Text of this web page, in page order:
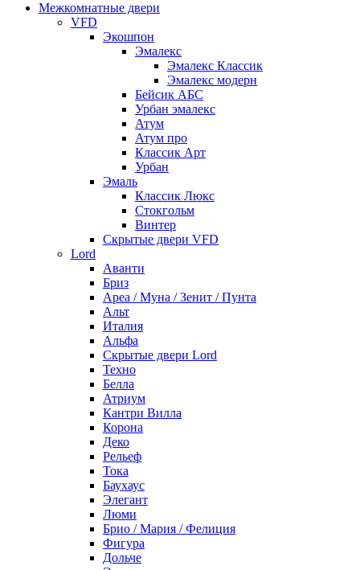
Межкомнатные двери
VFD
Экошпон
Эмалекс
Эмалекс Классик
Эмалекс модерн
Бейсик АБС
Урбан эмалекс
Атум
Атум про
Классик Арт
Урбан
Эмаль
Классик Люкс
Стокгольм
Винтер
Скрытые двери VFD
Lord
Аванти
Бриз
Ареа / Муна / Зенит / Пунта
Альт
Италия
Альфа
Скрытые двери Lord
Техно
Белла
Атриум
Кантри Вилла
Корона
Деко
Рельеф
Тока
Баухаус
Элегант
Люми
Брио / Мария / Фелиция
Фигура
Дольче